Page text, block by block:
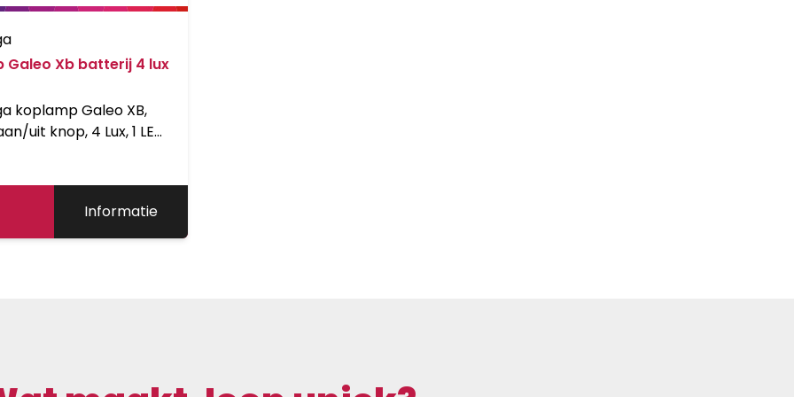
Galeo Xb batterij 4 lux
koplamp Galeo XB,
uit knop, 4 Lux, 1 LED,
montage op de
Informatie